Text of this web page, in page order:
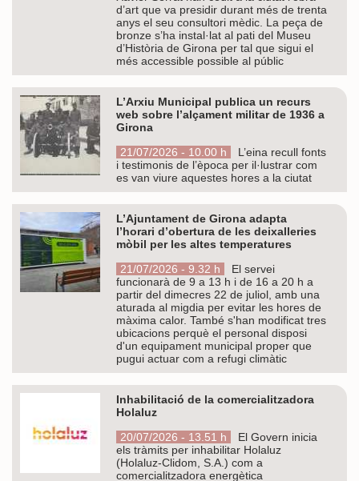
d’art que va presidir durant més de trenta
anys el seu consultori mèdic. La peça de
bronze s’ha instal·lat al pati del Museu
d’Història de Girona per tal que sigui el
més accessible possible al públic
L’Arxiu Municipal publica un recurs
web sobre l’alçament militar de 1936 a
Girona
21/07/2026 - 10.00 h
L’eina recull fonts
i testimonis de l’època per il·lustrar com
es van viure aquestes hores a la ciutat
L’Ajuntament de Girona adapta
l’horari d’obertura de les deixalleries
mòbil per les altes temperatures
21/07/2026 - 9.32 h
El servei
funcionarà de 9 a 13 h i de 16 a 20 h a
partir del dimecres 22 de juliol, amb una
aturada al migdia per evitar les hores de
màxima calor. També s'han modificat tres
ubicacions perquè el personal disposi
d'un equipament municipal proper que
pugui actuar com a refugi climàtic
Inhabilitació de la comercialitzadora
Holaluz
20/07/2026 - 13.51 h
El Govern inicia
els tràmits per inhabilitar Holaluz
(Holaluz-Clidom, S.A.) com a
comercialitzadora energètica